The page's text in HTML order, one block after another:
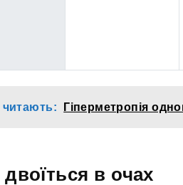
читають: Гіперметропія
в очах